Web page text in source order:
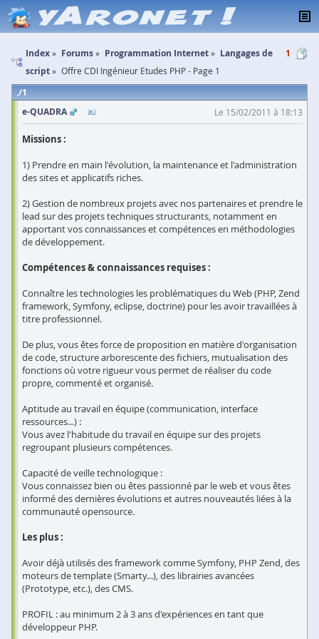
Index Forums Programmation Internet
Langages de
script
Offre CDI Ingénieur Etudes PHP - Page 1
1
1
e-QUADRA
Le 15/02/2011 à 18:13
Missions :
1) Prendre en main l'évolution, la maintenance et l'administration
des sites et applicatifs riches.
2) Gestion de nombreux projets avec nos partenaires et prendre le
lead sur des projets techniques structurants, notamment en
apportant vos connaissances et compétences en méthodologies
de développement.
Compétences & connaissances requises :
Connaître les technologies les problématiques du Web (PHP, Zend
framework, Symfony, eclipse, doctrine) pour les avoir travaillées à
titre professionnel.
De plus, vous êtes force de proposition en matière d'organisation
de code, structure arborescente des fichiers, mutualisation des
fonctions où votre rigueur vous permet de réaliser du code
propre, commenté et organisé.
Aptitude au travail en équipe (communication, interface
ressources...) :
Vous avez l'habitude du travail en équipe sur des projets
regroupant plusieurs compétences.
Capacité de veille technologique :
Vous connaissez bien ou êtes passionné par le web et vous êtes
informé des dernières évolutions et autres nouveautés liées à la
communauté opensource.
Les plus :
Avoir déjà utilisés des framework comme Symfony, PHP Zend, des
moteurs de template (Smarty...), des librairies avancées
(Prototype, etc.), des CMS.
PROFIL : au minimum 2 à 3 ans d'expériences en tant que
développeur PHP.